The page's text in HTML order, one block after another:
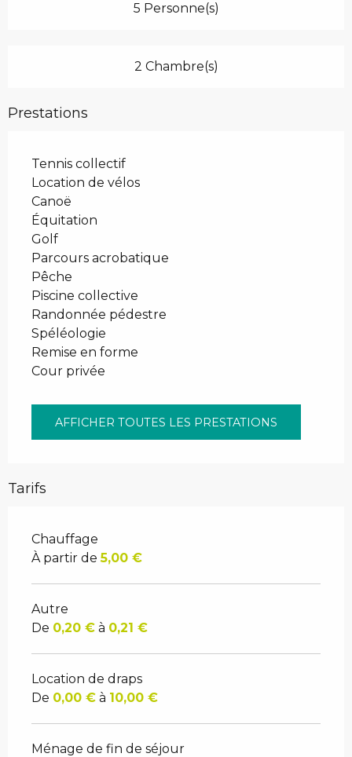
5 Personne(s)
2 Chambre(s)
Prestations
Tennis collectif
Location de vélos
Canoë
Équitation
Golf
Parcours acrobatique
Pêche
Piscine collective
Randonnée pédestre
Spéléologie
Remise en forme
Cour privée
AFFICHER TOUTES LES PRESTATIONS
Tarifs
Chauffage
À partir de5,00 €
Autre
De 0,20 € à 0,21 €
Location de draps
De 0,00 € à 10,00 €
Ménage de fin de séjour